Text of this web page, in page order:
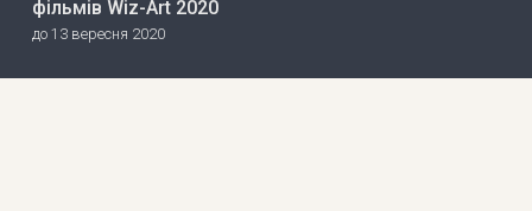
фільмів Wiz-Art 2020
до 13 вересня 2020